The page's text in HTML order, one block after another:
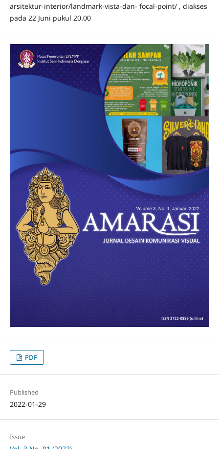
arsitektur-interior/landmark-vista-dan- focal-point/ , diakses
pada 22 Juni pukul 20.00
PDF
Published
2022-01-29
Issue